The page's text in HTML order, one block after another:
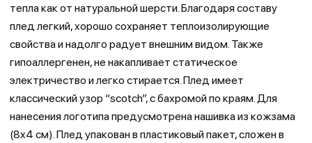
тепла как от натуральной шерсти. Благодаря составу
плед легкий, хорошо сохраняет теплоизолирующие
свойства и надолго радует внешним видом. Также
гипоаллергенен, не накапливает статическое
электричество и легко стирается. Плед имеет
классический узор “scotch”, с бахромой по краям. Для
нанесения логотипа предусмотрена нашивка из кожзама
(8x4 см). Плед упакован в пластиковый пакет, сложен в